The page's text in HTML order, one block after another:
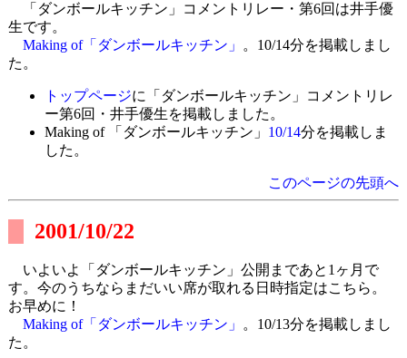
「ダンボールキッチン」コメントリレー・第6回は井手優
生です。
Making of「ダンボールキッチン」
。10/14分を掲載しまし
た。
トップページに「ダンボールキッチン」コメントリレ
ー第6回・井手優生を掲載しました。
Making of 「ダンボールキッチン」 10/14分を掲載しま
した。
このページの先頭へ
2001/10/22
いよいよ「ダンボールキッチン」公開まであと1ヶ月で
す。今のうちならまだいい席が取れる日時指定はこちら。
お早めに！
Making of「ダンボールキッチン」 。10/13分を掲載しまし
た。